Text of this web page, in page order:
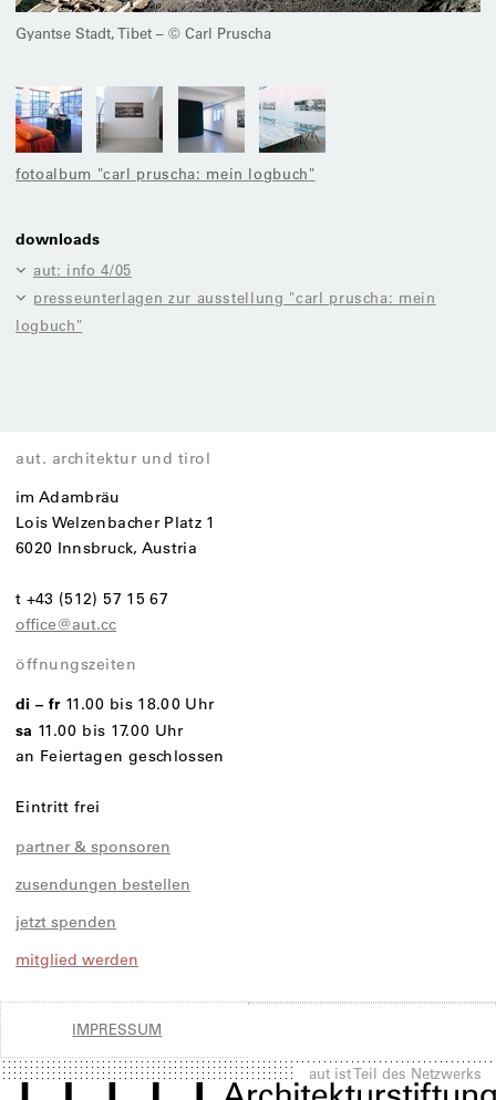
Gyantse Stadt, Tibet – © Carl Pruscha
fotoalbum "carl pruscha: mein logbuch"
downloads
aut: info 4/05
presseunterlagen zur ausstellung "carl pruscha: mein
logbuch"
aut. architektur und tirol
im Adambräu
Lois Welzenbacher Platz 1
6020 Innsbruck, Austria
t +43 (512) 57 15 67
office@aut.cc
öffnungszeiten
di – fr 11.00 bis 18.00 Uhr
sa 11.00 bis 17.00 Uhr
an Feiertagen geschlossen
Eintritt frei
partner & sponsoren
zusendungen bestellen
jetzt spenden
mitglied werden
IMPRESSUM
aut ist Teil des Netzwerks